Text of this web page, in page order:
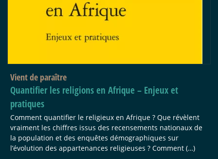
Vient de paraître
Quantifier les religions en Afrique – Enjeux et
pratiques
Comment quantifier le religieux en Afrique ? Que révèlent
vraiment les chiffres issus des recensements nationaux de
la population et des enquêtes démographiques sur
l’évolution des appartenances religieuses ? Comment (…)